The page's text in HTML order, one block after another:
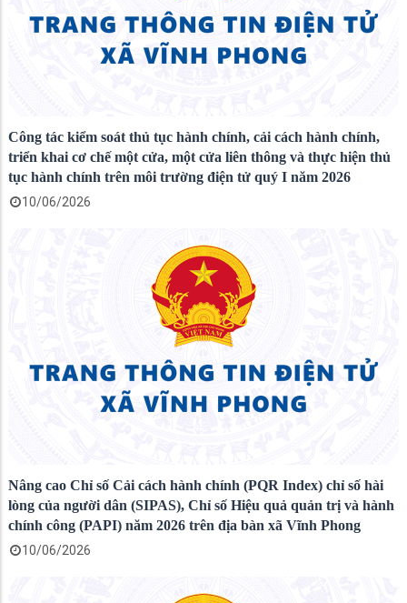
Công tác kiểm soát thủ tục hành chính, cải cách hành chính,
triển khai cơ chế một cửa, một cửa liên thông và thực hiện thủ
tục hành chính trên môi trường điện tử quý I năm 2026
10/06/2026
Nâng cao Chỉ số Cải cách hành chính (PQR Index) chỉ số hài
lòng của người dân (SIPAS), Chỉ số Hiệu quả quản trị và hành
chính công (PAPI) năm 2026 trên địa bàn xã Vĩnh Phong
10/06/2026